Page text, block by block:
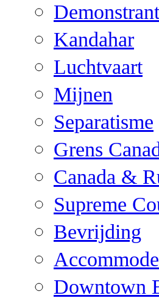
Kandahar
Luchtvaart
Mijnen
Separatisme
Grens
Canada &
Supreme
Bevrijding
Downtown